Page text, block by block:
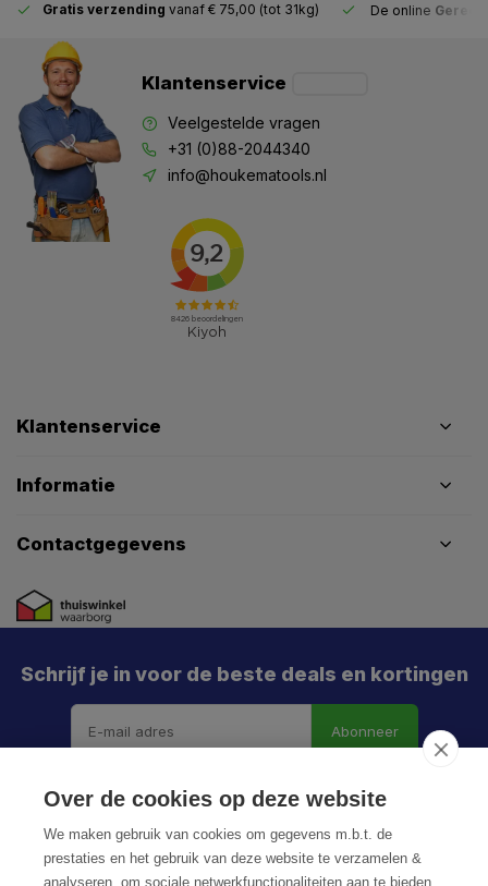
Gratis verzending vanaf € 75,00 (tot 31kg) De online
Klantenservice
Veelgestelde vragen
+31 (0)88-2044340
info@houkematools.nl
Klantenservice
Informatie
Contactgegevens
Schrijf je in voor de beste deals en kortingen
Abonneer
Over de cookies op deze website
We maken gebruik van cookies om gegevens m.b.t. de
prestaties en het gebruik van deze website te verzamelen &
analyseren, om sociale netwerkfunctionaliteiten aan te bieden